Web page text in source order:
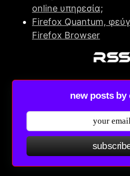
online υπηρεσία;
Firefox Quantum,
Firefox Browser
new posts by